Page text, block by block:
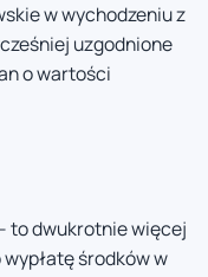
w wychodzeniu z
uzgodnione
o wartości
to dwukrotnie więcej
środków w